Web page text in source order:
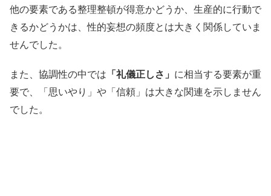
他の要素である整理整頓が得意かどうか、生産的に行動で
きるかどうかは、性的妄想の頻度とは大きく関係していま
せんでした。
また、協調性の中では 「礼儀正しさ」 に相当する要素が重
要で、「思いやり」や「信頼」は大きな関連を示しません
でした。